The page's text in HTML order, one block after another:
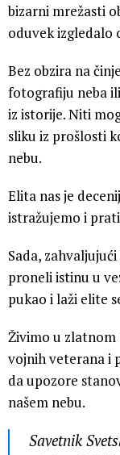
bizarni mrežasti
oduvek izgledalo
Bez obzira na
fotografiju neba
iz istorije. Niti
sliku iz prošlosti
nebu.
Elita nas je
istražujemo i
Sada,
proneli istinu u
pukao i laži elite
Živimo u zlatnom
vojnih veterana i
da upozore
našem nebu.
Savetnik